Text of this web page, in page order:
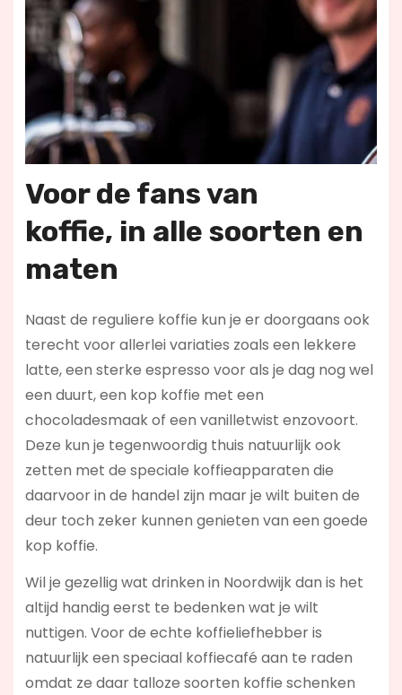
Voor de fans van
koffie, in alle soorten en
maten
Naast de reguliere koffie kun je er doorgaans ook
terecht voor allerlei variaties zoals een lekkere
latte, een sterke espresso voor als je dag nog wel
een duurt, een kop koffie met een
chocoladesmaak of een vanilletwist enzovoort.
Deze kun je tegenwoordig thuis natuurlijk ook
zetten met de speciale koffieapparaten die
daarvoor in de handel zijn maar je wilt buiten de
deur toch zeker kunnen genieten van een goede
kop koffie.
Wil je gezellig wat drinken in Noordwijk dan is het
altijd handig eerst te bedenken wat je wilt
nuttigen. Voor de echte koffieliefhebber is
natuurlijk een speciaal koffiecafé aan te raden
omdat ze daar talloze soorten koffie schenken